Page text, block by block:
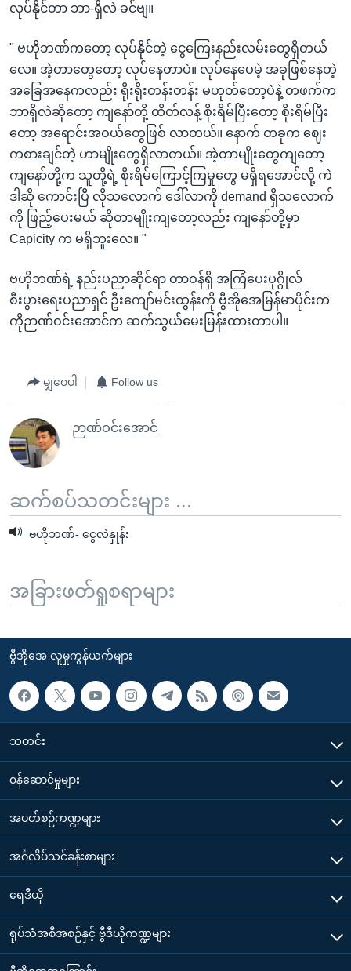
လုပ်နိုင်တာ ဘာ-ရှိလဲ ခင်ဗျ။
" ဗဟိုဘဏ်ကတော့ လုပ်နိုင်တဲ့ ငွေကြေးနည်းလမ်းတွေရှိတယ်
လေ။ အဲ့တာတွေတော့ လုပ်နေတာပဲ။ လုပ်နေပေမဲ့ အခုဖြစ်နေတဲ့
အခြေအနေကလည်း ရိုးရိုးတန်းတန်း မဟုတ်တော့ပဲနဲ့ တဖက်က
ဘာရှိလဲဆိုတော့ ကျနော်တို့ ထိတ်လန့် စိုးရိမ်ပြီးတော့ စိုးရိမ်ပြီး
တော့ အရောင်းအဝယ်တွေဖြစ် လာတယ်။ နောက် တခုက ဈေး
ကစားချင်တဲ့ ဟာမျိုးတွေရှိလာတယ်။ အဲ့တာမျိုးတွေကျတော့
ကျနော်တို့က သူတို့ရဲ့ စိုးရိမ်ကြောင့်ကြမှုတွေ မရှိရအောင်လို့ ကဲ
ဒါဆို ကောင်းပြီ လိုသလောက် ဒေါ်လာကို demand ရှိသလောက်
ကို ဖြည့်ပေးမယ် ဆိုတာမျိုးကျတော့လည်း ကျနော်တို့မှာ
Capicity က မရှိဘူးလေ။ "
ဗဟိုဘဏ်ရဲ့ နည်းပညာဆိုင်ရာ တာဝန်ရှိ အကြံပေးပုဂ္ဂိုလ်
စီးပွားရေးပညာရှင် ဦးကျော်မင်းထွန်းကို ဗွီအိုအေမြန်မာပိုင်းက
ကိုဉာဏ်ဝင်းအောင်က ဆက်သွယ်မေးမြန်းထားတာပါ။
မျှဝေပါ Follow us
ဉာဏ်ဝင်းအောင်
ဆက်စပ်သတင်းများ ...
ဗဟိုဘဏ်- ငွေလဲနှုန်း
အခြားဖတ်ရှုစရာများ
ဗွီအိုအေ လူမှုကွန်ယက်များ
သတင်း
၀န်ဆောင်မှုများ
အပတ်စဉ်ကဏ္ဍများ
အင်္ဂလိပ်သင်ခန်းစာများ
ရေဒီယို
ရုပ်သံအစီအစဉ်နှင့် ဗွီဒီယိုကဏ္ဍများ